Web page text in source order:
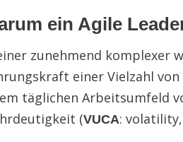
ein Agile
zunehmend komplexer
einer Vielzahl
täglichen Arbeitsumfeld
(VUCA: